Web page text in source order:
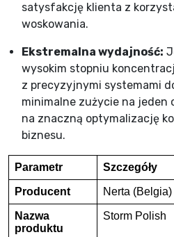
satysfakcję klienta z
woskowania.
Ekstremalna wydajność:
wysokim stopniu
z precyzyjnymi systemami
minimalne zużycie na jeden
na znaczną optymalizację
biznesu.
Parametr Szczegóły
Producent Nerta (Belgia)
Nazwa
produktu
Storm Polish